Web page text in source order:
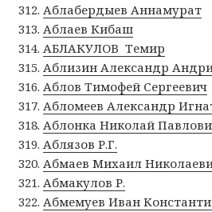
Аблабердыев Аннамурат
Аблаев Кибаш
АБЛАКУЛОВ Темир
Аблизин Александр
Аблов Тимофей Сергеевич
Абломеев Александр
Аблонка Николай
Аблязов Р.Г.
Абмаев Михаил
Абмакулов Р.
Абмемуев Иван